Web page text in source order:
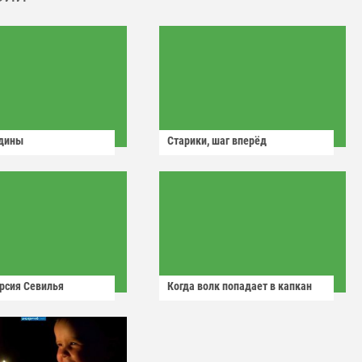
Старики, шаг вперёд
Севилья Когда волк попадает в капкан